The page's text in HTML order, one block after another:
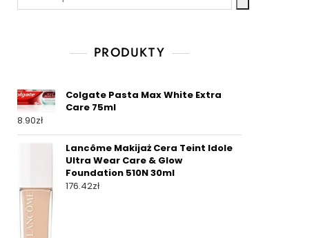
PRODUKTY
Colgate Pasta Max White Extra
Care 75ml
8.90zł
Lancôme Makijaż Cera Teint Idole
Ultra Wear Care & Glow
Foundation 510N 30ml
176.42zł